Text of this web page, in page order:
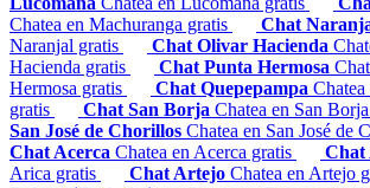
Chatea en Machuranga gratis
Chat
Naranjal gratis
Chat Olivar Hacienda
Hacienda gratis
Chat Punta Hermosa
Hermosa gratis
Chat Quepepampa Chatea
gratis
Chat San Borja Chatea en San
San José de Chorillos Chatea en San José de
Chat Acerca Chatea en Acerca gratis Chat
Arica gratis
Chat Artejo Chatea en Artejo